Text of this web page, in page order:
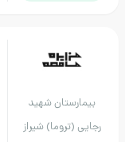
شهید
(تروما) شیراز
سایز